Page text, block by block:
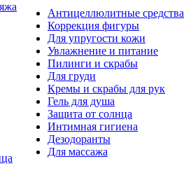
Антицеллюлитные средства
Коррекция фигуры
Для упругости кожи
Увлажнение и питание
Пилинги и скрабы
Для груди
Кремы и скрабы для рук
Гель для душа
Защита от солнца
Интимная гигиена
Дезодоранты
Для массажа